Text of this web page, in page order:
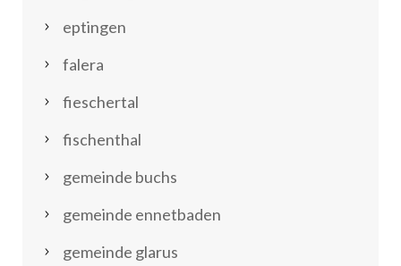
eptingen
falera
fieschertal
fischenthal
gemeinde buchs
gemeinde ennetbaden
gemeinde glarus